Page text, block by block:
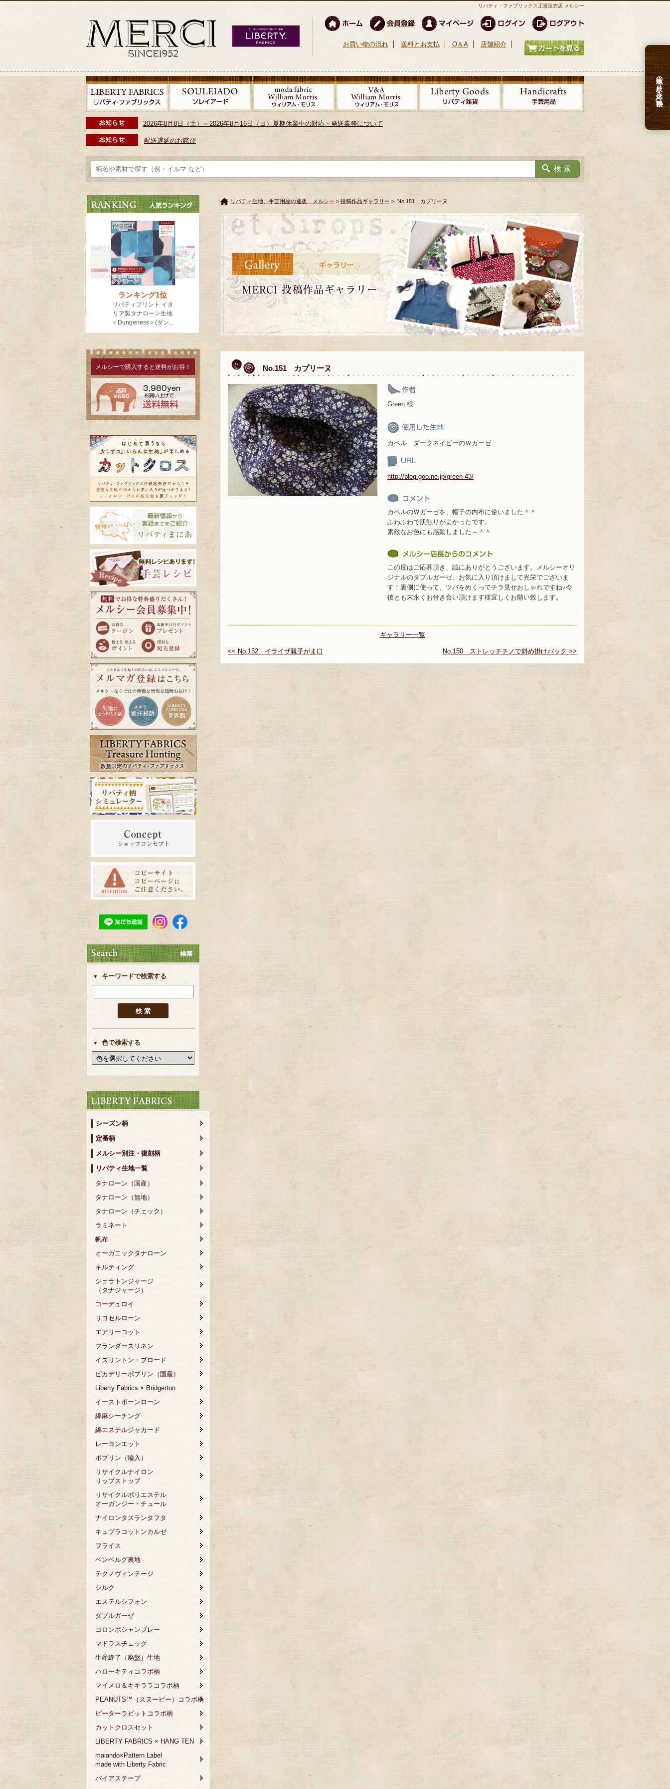
リバティ・ファブリックス正規販売店 メルシー
お買い物の流れ 送料とお支払 Q＆A 店舗紹介
2026年8月8日（土）～2026年8月16日（日）夏期休業中の対応・発送業務について
配送遅延のお詫び
生地の絞り込み検索
メルシーで購入すると送料がお得！
キーワードで検索する
色で検索する
シーズン柄
定番柄
メルシー別注・復刻柄
リバティ生地一覧
タナローン（国産）
タナローン（無地）
タナローン（チェック）
ラミネート
帆布
オーガニックタナローン
キルティング
シェラトンジャージ
（タナジャージ）
コーデュロイ
リヨセルローン
エアリーコット
フランダースリネン
イズリントン・ブロード
ピカデリーポプリン（国産）
Liberty Fabrics × Bridgerton
イーストボーンローン
綿麻シーチング
綿エステルジャカード
レーヨンエット
ポプリン（輸入）
リサイクルナイロン
リップストップ
リサイクルポリエステル
オーガンジー・チュール
ナイロンタスランタフタ
キュプラコットンカルゼ
フライス
ベンベルグ裏地
テクノヴィンテージ
シルク
エステルシフォン
ダブルガーゼ
コロンボシャンブレー
マドラスチェック
生産終了（廃盤）生地
ハローキティコラボ柄
マイメロ＆キキララコラボ柄
PEANUTS™（スヌーピー）コラボ柄
ピーターラビットコラボ柄
カットクロスセット
LIBERTY FABRICS × HANG TEN
maiando×Pattern Label
made with Liberty Fabric
バイアステープ
リバティ生地、手芸用品の通販 メルシー > 投稿作品ギャラリー > No.151 カプリーヌ
No.151 カプリーヌ
Green 様
カペル ダークネイビーのＷガーゼ
http://blog.goo.ne.jp/green-43/
カペルのＷガーゼを、帽子の内布に使いました＾＾
ふわふわで肌触りがよかったです。
素敵なお色にも感動しました～＾＾
この度はご応募頂き、誠にありがとうございます。メルシーオリ
ジナルのダブルガーゼ、お気に入り頂けまして光栄でございま
す！裏側に使って、ツバをめくってチラ見せおしゃれですね♪今
後とも末永くお付き合い頂けます様宜しくお願い致します。
ギャラリー一覧
<< No.152 イライザ親子がま口 No.150 ストレッチチノで斜め掛けバック >>